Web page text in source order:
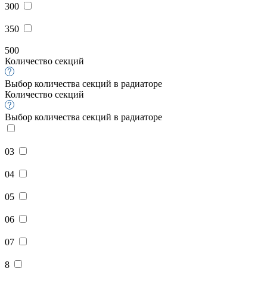
300
350
500
Количество секций
Выбор количества секций в радиаторе
Количество секций
Выбор количества секций в радиаторе
03
04
05
06
07
8